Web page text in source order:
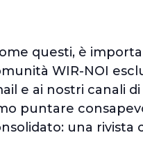
questi, è
WIR-NOI
e ai nostri canali
puntare
una rivista